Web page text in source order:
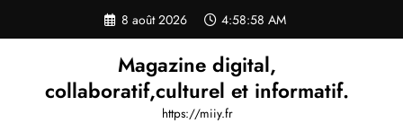
contenu
8 août 2026 4:58:59 AM
Magazine digital,
collaboratif,culturel et informatif.
https://miiy.fr